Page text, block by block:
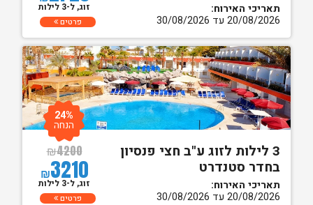
תאריכי האירוח:
20/08/2026 עד 30/08/2026
זוג, ל-3 לילות
פרטים
3 לילות לזוג ע"ב חצי פנסיון
בחדר סטנדרט
תאריכי האירוח:
20/08/2026 עד 30/08/2026
₪4200
₪3210
24%
הנחה
זוג, ל-3 לילות
פרטים